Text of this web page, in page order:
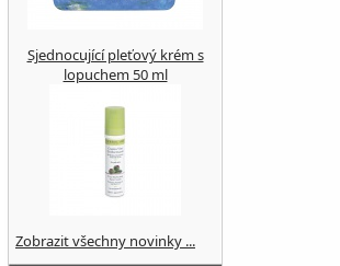
Sjednocující pleťový krém s
lopuchem 50 ml
Zobrazit všechny novinky ...